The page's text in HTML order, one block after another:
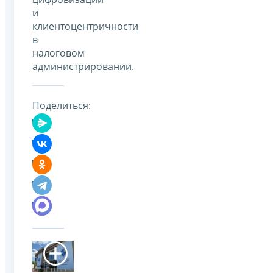
и
клиентоцентричности
в
налоговом
администрировании.
Поделиться: